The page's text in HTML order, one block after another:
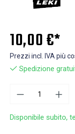
10,00 €*
Prezzi incl. IVA più
Spedizione
Disponibile subito,